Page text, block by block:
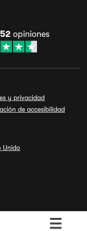
opiniones
y privacidad
de accesibilidad
Unido